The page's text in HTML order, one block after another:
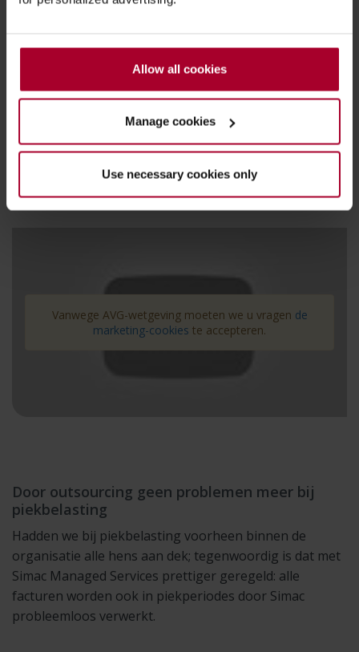
Allow all cookies
Manage cookies
Use necessary cookies only
Waarom koos CZ voor Simac Managed
en voor outsourcing van de verwerking van haar
kostenfacturen.
Vanwege AVG-wetgeving moeten we u vragen de
marketing-cookies te accepteren.
Door outsourcing geen problemen meer bij
piekbelasting
Hadden we bij piekbelasting voorheen binnen de
organisatie alle hens aan dek; tegenwoordig is dat met
Simac Managed Services prettiger geregeld: alle
facturen worden ook in piekperiodes door Simac
probleemloos verwerkt.